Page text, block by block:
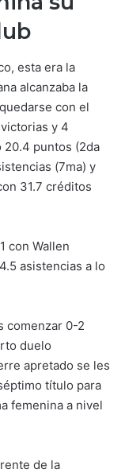
esta era la
alcanzaba la
con el
y 4
puntos (2da
(7ma) y
31.7 créditos
con Wallen
asistencias a lo
comenzar 0-2
duelo
apretado se les
título para
femenina a nivel
de la